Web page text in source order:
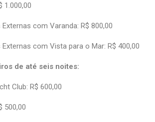
1.000,00
Externas com Varanda: R$ 800,00
Externas com Vista para o Mar: R$ 400,00
de até seis noites:
Club: R$ 600,00
500,00